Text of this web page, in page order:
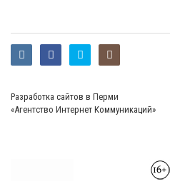
Разработка сайтов в Перми
«Агентство Интернет Коммуникаций»